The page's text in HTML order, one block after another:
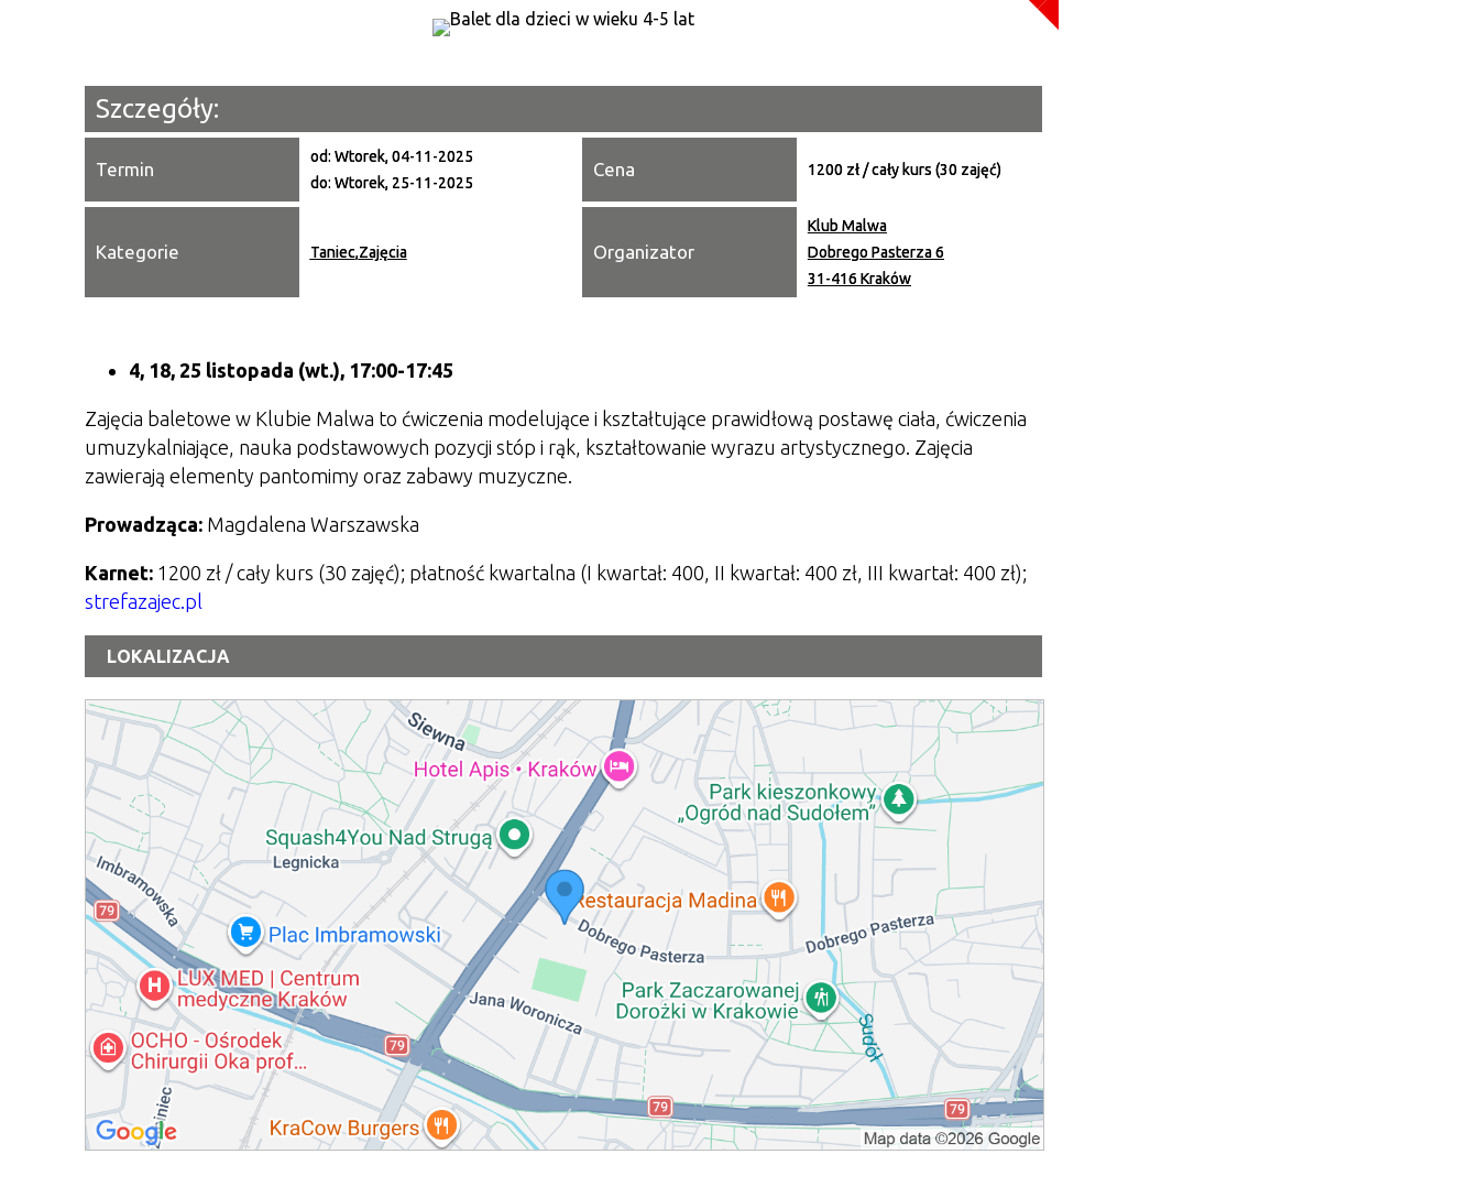
Trwające w zakresie —
Szczegóły:
Termin
od: Wtorek, 04-11-2025
do: Wtorek, 25-11-2025
Cena 1200 zł / cały kurs (30 zajęć)
Kategorie Taniec,Zajęcia Organizator
Klub Malwa
Dobrego Pasterza 6
31-416 Kraków
4, 18, 25 listopada (wt.), 17:00-17:45
Zajęcia baletowe w Klubie Malwa to ćwiczenia modelujące i kształtujące prawidłową postawę ciała, ćwiczenia
umuzykalniające, nauka podstawowych pozycji stóp i rąk, kształtowanie wyrazu artystycznego. Zajęcia
zawierają elementy pantomimy oraz zabawy muzyczne.
Prowadząca: Magdalena Warszawska
Karnet: 1200 zł / cały kurs (30 zajęć); płatność kwartalna (I kwartał: 400, II kwartał: 400 zł, III kwartał: 400 zł);
strefazajec.pl
LOKALIZACJA